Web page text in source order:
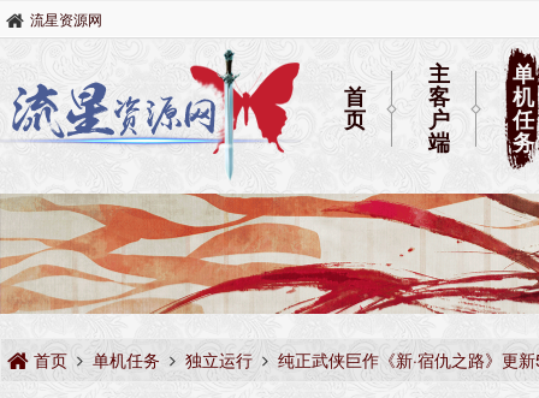
流星资源网
首
页
主
客
户
端
单
机
任
务
首页 单机任务 独立运行 纯正武侠巨作《新·宿仇之路》更